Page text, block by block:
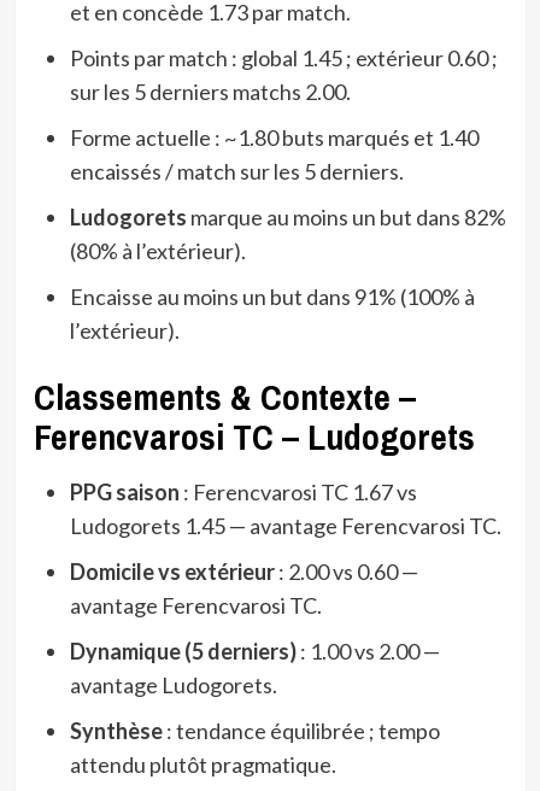
et en concède 1.73 par match.
Points par match : global 1.45 ; extérieur 0.60 ;
sur les 5 derniers matchs 2.00.
Forme actuelle : ~1.80 buts marqués et 1.40
encaissés / match sur les 5 derniers.
Ludogorets marque au moins un but dans 82%
(80% à l’extérieur).
Encaisse au moins un but dans 91% (100% à
l’extérieur).
Classements & Contexte –
Ferencvarosi TC – Ludogorets
PPG saison : Ferencvarosi TC 1.67 vs
Ludogorets 1.45 — avantage Ferencvarosi TC.
Domicile vs extérieur: 2.00 vs 0.60 —
avantage Ferencvarosi TC.
Dynamique (5 derniers): 1.00 vs 2.00 —
avantage Ludogorets.
Synthèse: tendance équilibrée ; tempo
attendu plutôt pragmatique.